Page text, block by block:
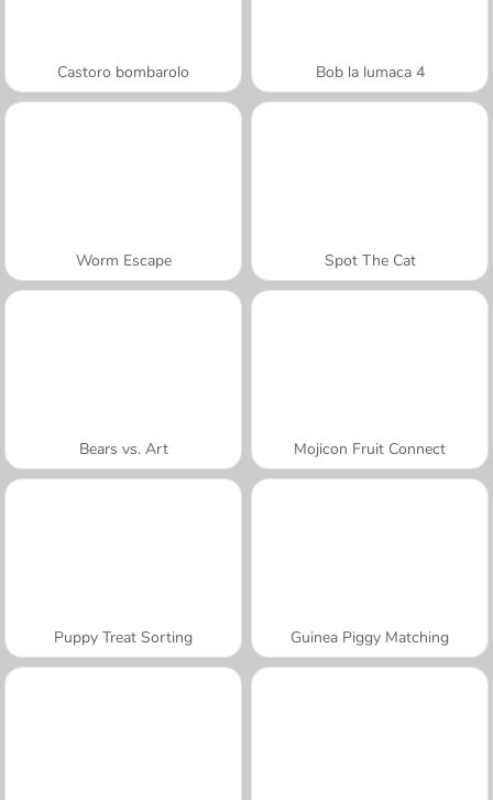
Castoro bombarolo Bob la lumaca 4
Worm Escape Spot The Cat
Bears vs. Art Mojicon Fruit Connect
Puppy Treat Sorting Guinea Piggy Matching